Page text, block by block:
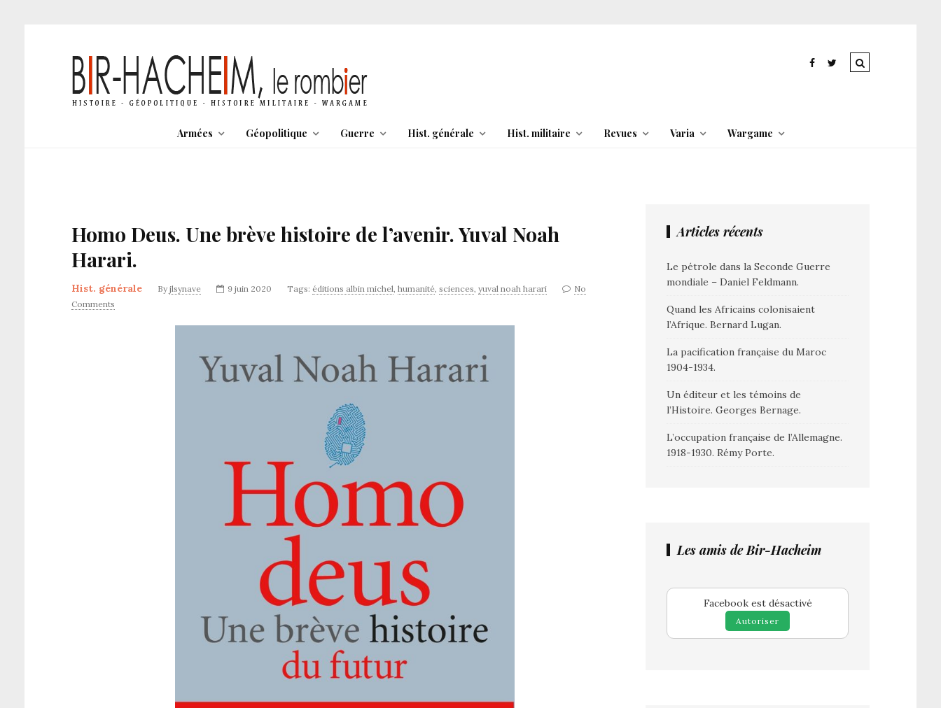
Armées Géopolitique Guerre Hist. générale Hist. militaire Revues Varia Wargame
Homo Deus. Une brève histoire de l’avenir. Yuval Noah
Harari.
Hist. générale By jlsynave 9 juin 2020 Tags: éditions albin michel, humanité, sciences, yuval noah harari
No
Comments
Articles récents
Le pétrole dans la Seconde Guerre
mondiale – Daniel Feldmann.
Quand les Africains colonisaient
l’Afrique. Bernard Lugan.
La pacification française du Maroc
1904-1934.
Un éditeur et les témoins de
l’Histoire. Georges Bernage.
L’occupation française de l’Allemagne.
1918-1930. Rémy Porte.
Les amis de Bir-Hacheim
Facebook est désactivé
Autoriser